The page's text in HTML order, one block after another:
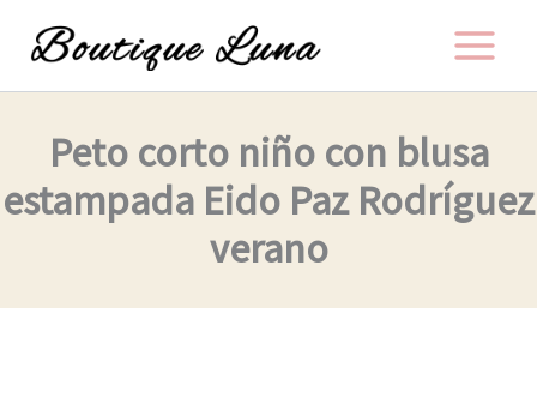
Peto corto niño con blusa
estampada Eido Paz Rodríguez
verano